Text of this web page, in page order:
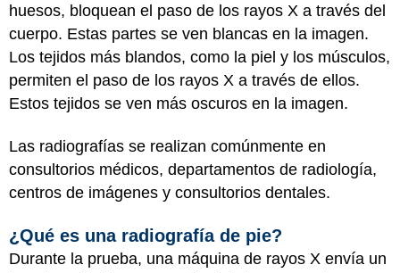
huesos, bloquean el paso de los rayos X a través del
cuerpo. Estas partes se ven blancas en la imagen.
Los tejidos más blandos, como la piel y los músculos,
permiten el paso de los rayos X a través de ellos.
Estos tejidos se ven más oscuros en la imagen.
Las radiografías se realizan comúnmente en
consultorios médicos, departamentos de radiología,
centros de imágenes y consultorios dentales.
¿Qué es una radiografía de pie?
Durante la prueba, una máquina de rayos X envía un